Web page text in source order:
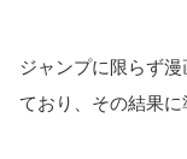
ジャンプに限らず
ており、その結果に